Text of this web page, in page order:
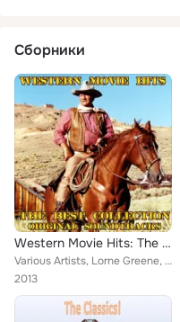
Сборники
Western Movie Hits: The Best Collection (Original Soundtracks)
Various Artists, Lorne Greene, Michael Curtiz, Max Steiner, Elmer Bernstein, Dick Dale, Dimitri Tiomkin, Alfred Newman, David Ra...
2013